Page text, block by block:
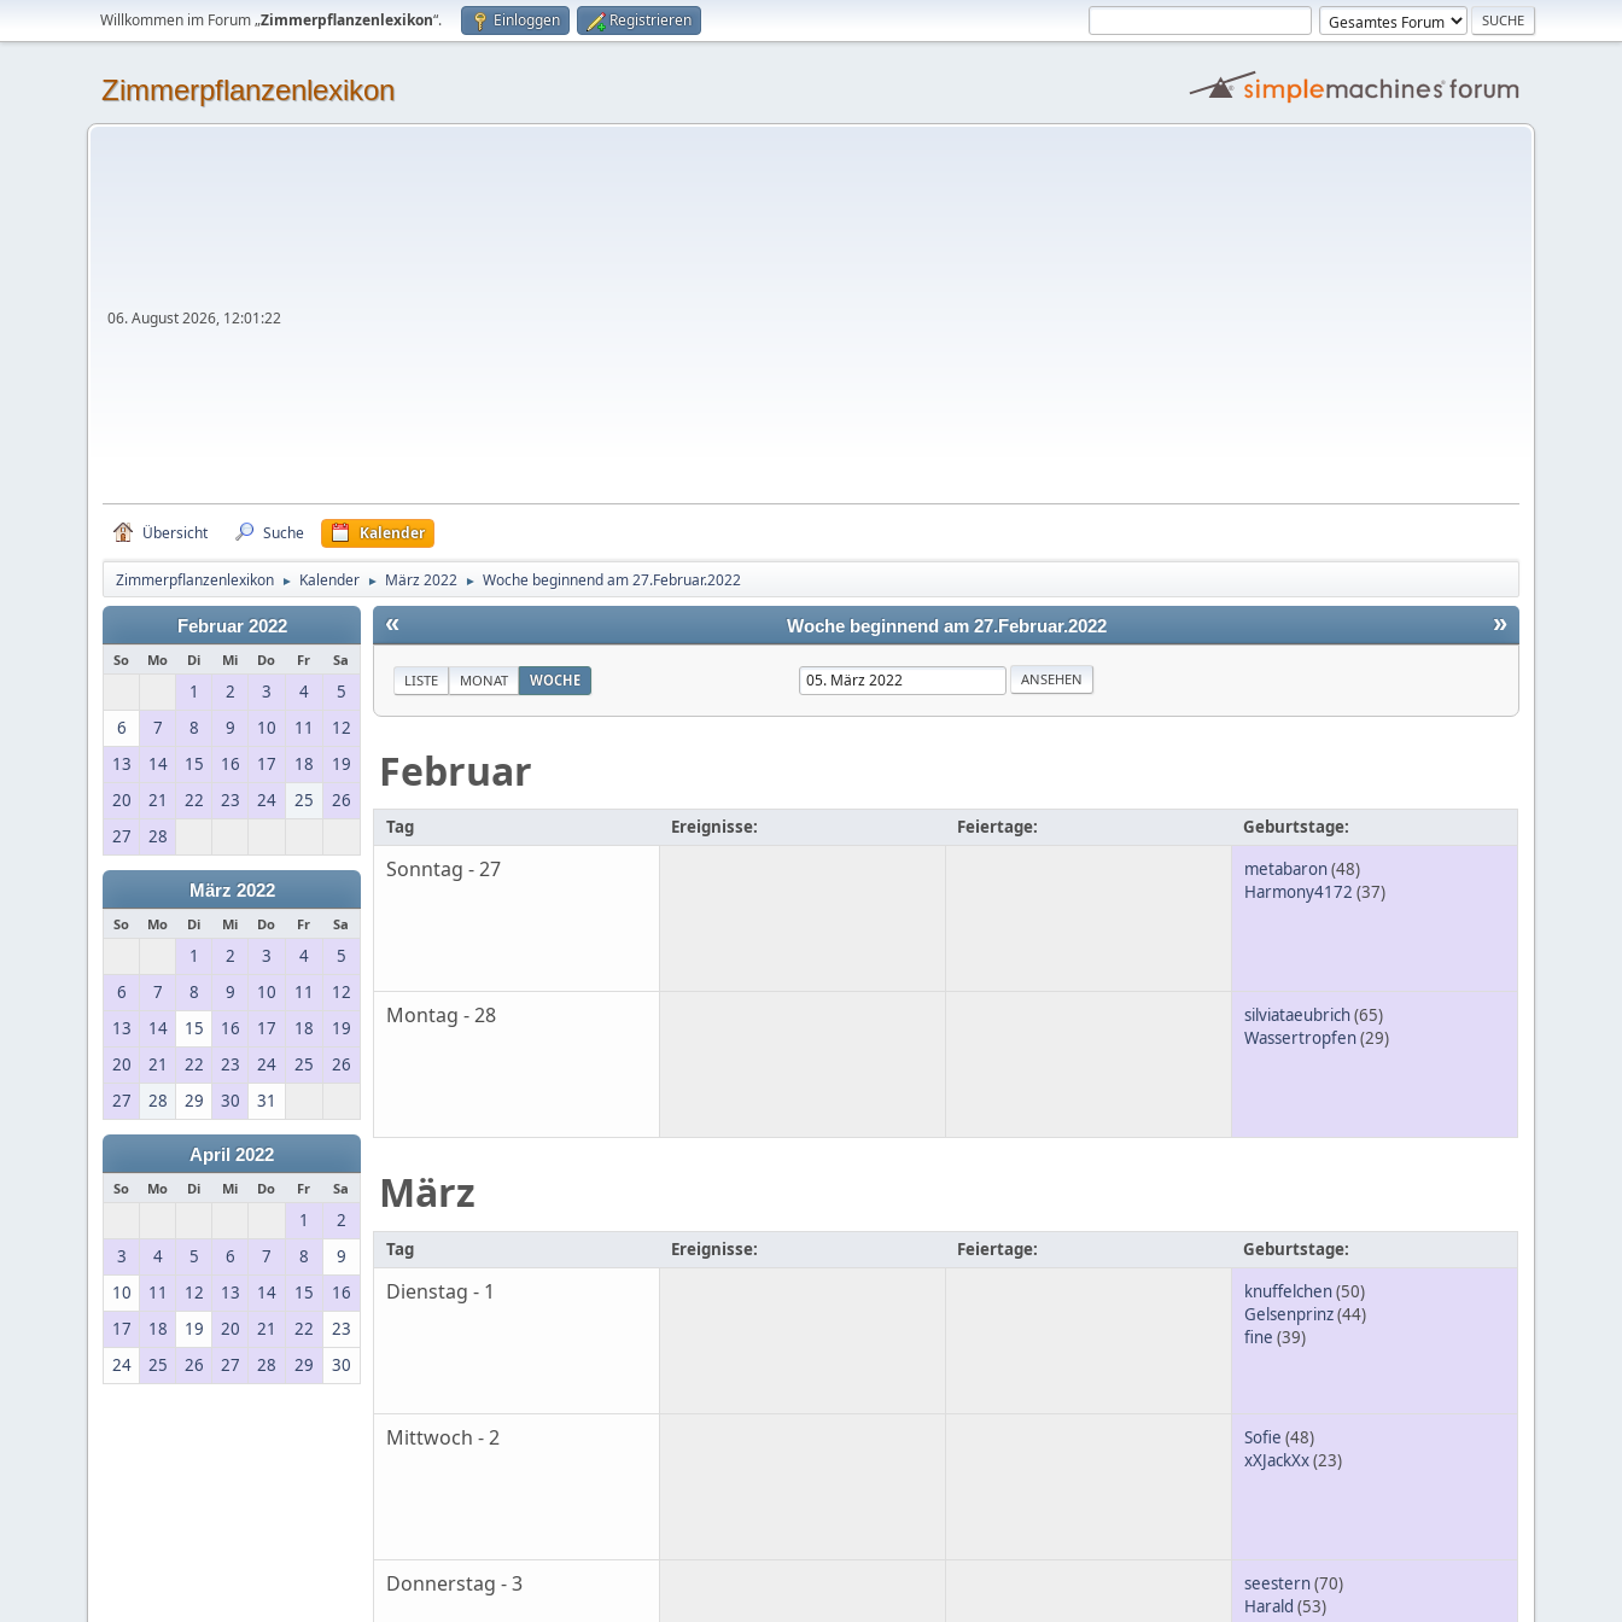
Willkommen im Forum „Zimmerpflanzenlexikon“. Einloggen Registrieren
Zimmerpflanzenlexikon
06. August 2026, 12:01:22
Übersicht Suche Kalender
Zimmerpflanzenlexikon ► Kalender ► März 2022 ► Woche beginnend am 27.Februar.2022
Februar 2022
So Mo Di Mi Do Fr Sa
1 2 3 4
5
6
7 8 9 10 11
12
13
14 15 16 17 18
19
20
21 22 23 24 25
26
27
28
März 2022
So Mo Di Mi Do Fr Sa
1 2 3 4
5
6
7 8 9 10 11
12
13
14 15 16 17 18
19
20
21 22 23 24 25
26
27
28 29 30 31
April 2022
So Mo Di Mi Do Fr Sa
1
2
3
4 5 6 7 8
9
10
11 12 13 14 15
16
17
18 19 20 21 22
23
24
25 26 27 28 29 30
« »
Woche beginnend am 27.Februar.2022
LISTE MONAT WOCHE
Februar
Tag Ereignisse: Feiertage: Geburtstage:
Sonntag - 27 metabaron(48)
Harmony4172 (37)
Montag - 28 silviataeubrich(65)
Wassertropfen(29)
März
Tag Ereignisse: Feiertage: Geburtstage:
Dienstag - 1 knuffelchen(50)
Gelsenprinz(44)
fine (39)
Mittwoch - 2 Sofie (48)
xXJackXx(23)
Donnerstag - 3 seestern(70)
Harald (53)